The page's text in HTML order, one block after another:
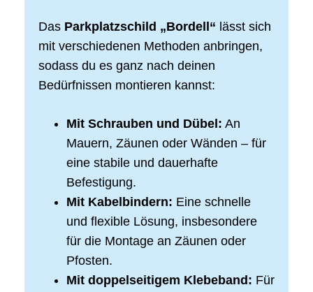
Das Parkplatzschild „Bordell“ lässt sich
mit verschiedenen Methoden anbringen,
sodass du es ganz nach deinen
Bedürfnissen montieren kannst:
Mit Schrauben und Dübel: An
Mauern, Zäunen oder Wänden – für
eine stabile und dauerhafte
Befestigung.
Mit Kabelbindern: Eine schnelle
und flexible Lösung, insbesondere
für die Montage an Zäunen oder
Pfosten.
Mit doppelseitigem Klebeband: Für